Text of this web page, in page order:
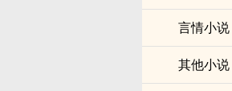
言情小说
其他小说